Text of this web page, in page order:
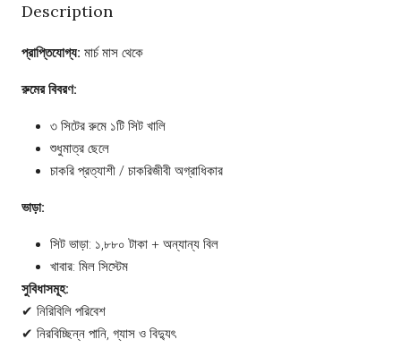
Description
প্রাপ্তিযোগ্য: মার্চ মাস থেকে
রুমের বিবরণ:
৩ সিটের রুমে ১টি সিট খালি
শুধুমাত্র ছেলে
চাকরি প্রত্যাশী / চাকরিজীবী অগ্রাধিকার
ভাড়া:
সিট ভাড়া: ১,৮৮০ টাকা + অন্যান্য বিল
খাবার: মিল সিস্টেম
সুবিধাসমূহ:
✔ নিরিবিলি পরিবেশ
✔ নিরবিচ্ছিন্ন পানি, গ্যাস ও বিদ্যুৎ